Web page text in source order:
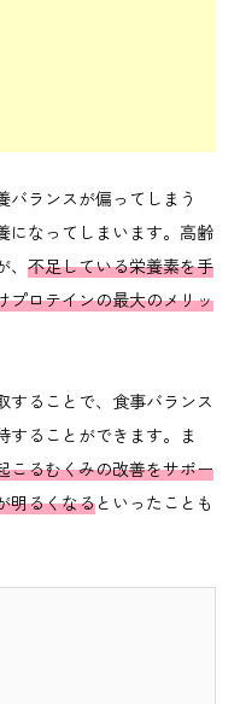
バランスが偏ってしまう
になってしまいます。高齢
不足している栄養素を手
プロテインの最大のメリッ
することで、食事バランス
することができます。ま
こるむくみの改善をサポー
明るくなるといったことも